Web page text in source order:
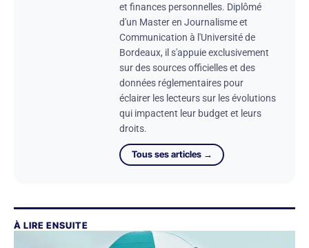
et finances personnelles. Diplômé
d'un Master en Journalisme et
Communication à l'Université de
Bordeaux, il s'appuie exclusivement
sur des sources officielles et des
données réglementaires pour
éclairer les lecteurs sur les évolutions
qui impactent leur budget et leurs
droits.
Tous ses articles →
À LIRE ENSUITE